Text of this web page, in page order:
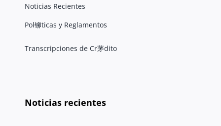
Noticias Recientes
Pol铆ticas y Reglamentos
Transcripciones de Cr茅dito
Noticias recientes